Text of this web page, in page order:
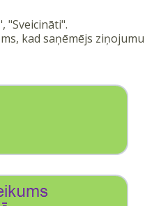
"Sveicināti".
kad saņēmējs